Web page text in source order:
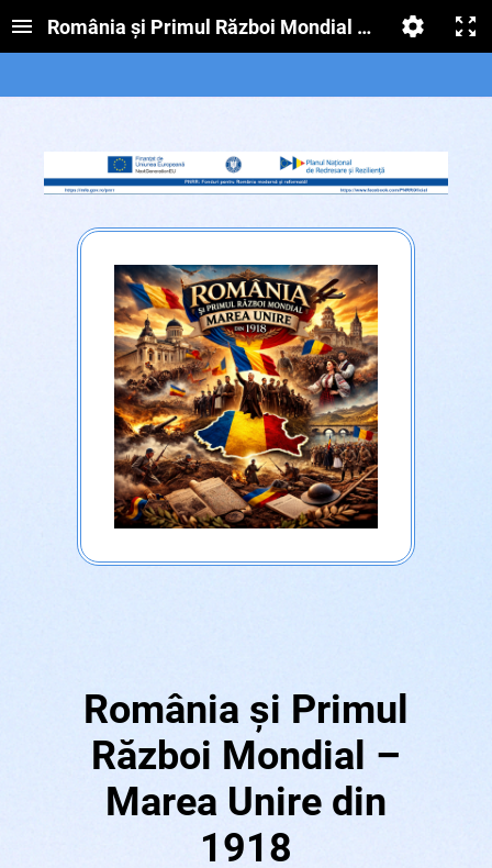
România și Primul Război Mondial – Marea Unire
România și Primul
Război Mondial –
Marea Unire din
1918